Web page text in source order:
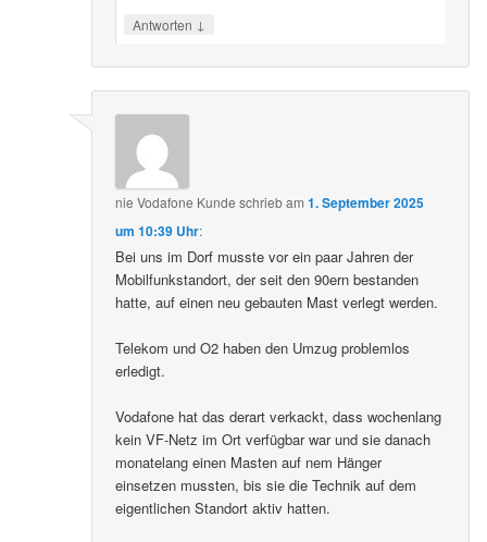
Antworten ↓
nie Vodafone Kunde schriebam1. September 2025
um 10:39 Uhr:
Bei uns im Dorf musste vor ein paar Jahren der
Mobilfunkstandort, der seit den 90ern bestanden
hatte, auf einen neu gebauten Mast verlegt werden.
Telekom und O2 haben den Umzug problemlos
erledigt.
Vodafone hat das derart verkackt, dass wochenlang
kein VF-Netz im Ort verfügbar war und sie danach
monatelang einen Masten auf nem Hänger
einsetzen mussten, bis sie die Technik auf dem
eigentlichen Standort aktiv hatten.